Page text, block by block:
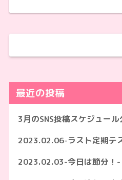
最近の投稿
3月のSNS投稿スケジュール
2023.02.06-ラスト定期テ
2023.02.03-今日は節分！-